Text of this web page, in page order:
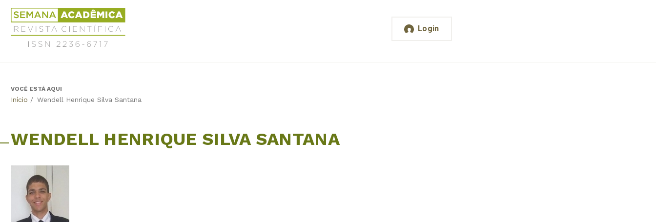
Jump
navigation
Revista
Científica
Semana
Acadêmica
6717
Login
BackVOCÊ ESTÁ AQUI
Início / Wendell Henrique Silva Santana
WENDELL HENRIQUE SILVA SANTANA